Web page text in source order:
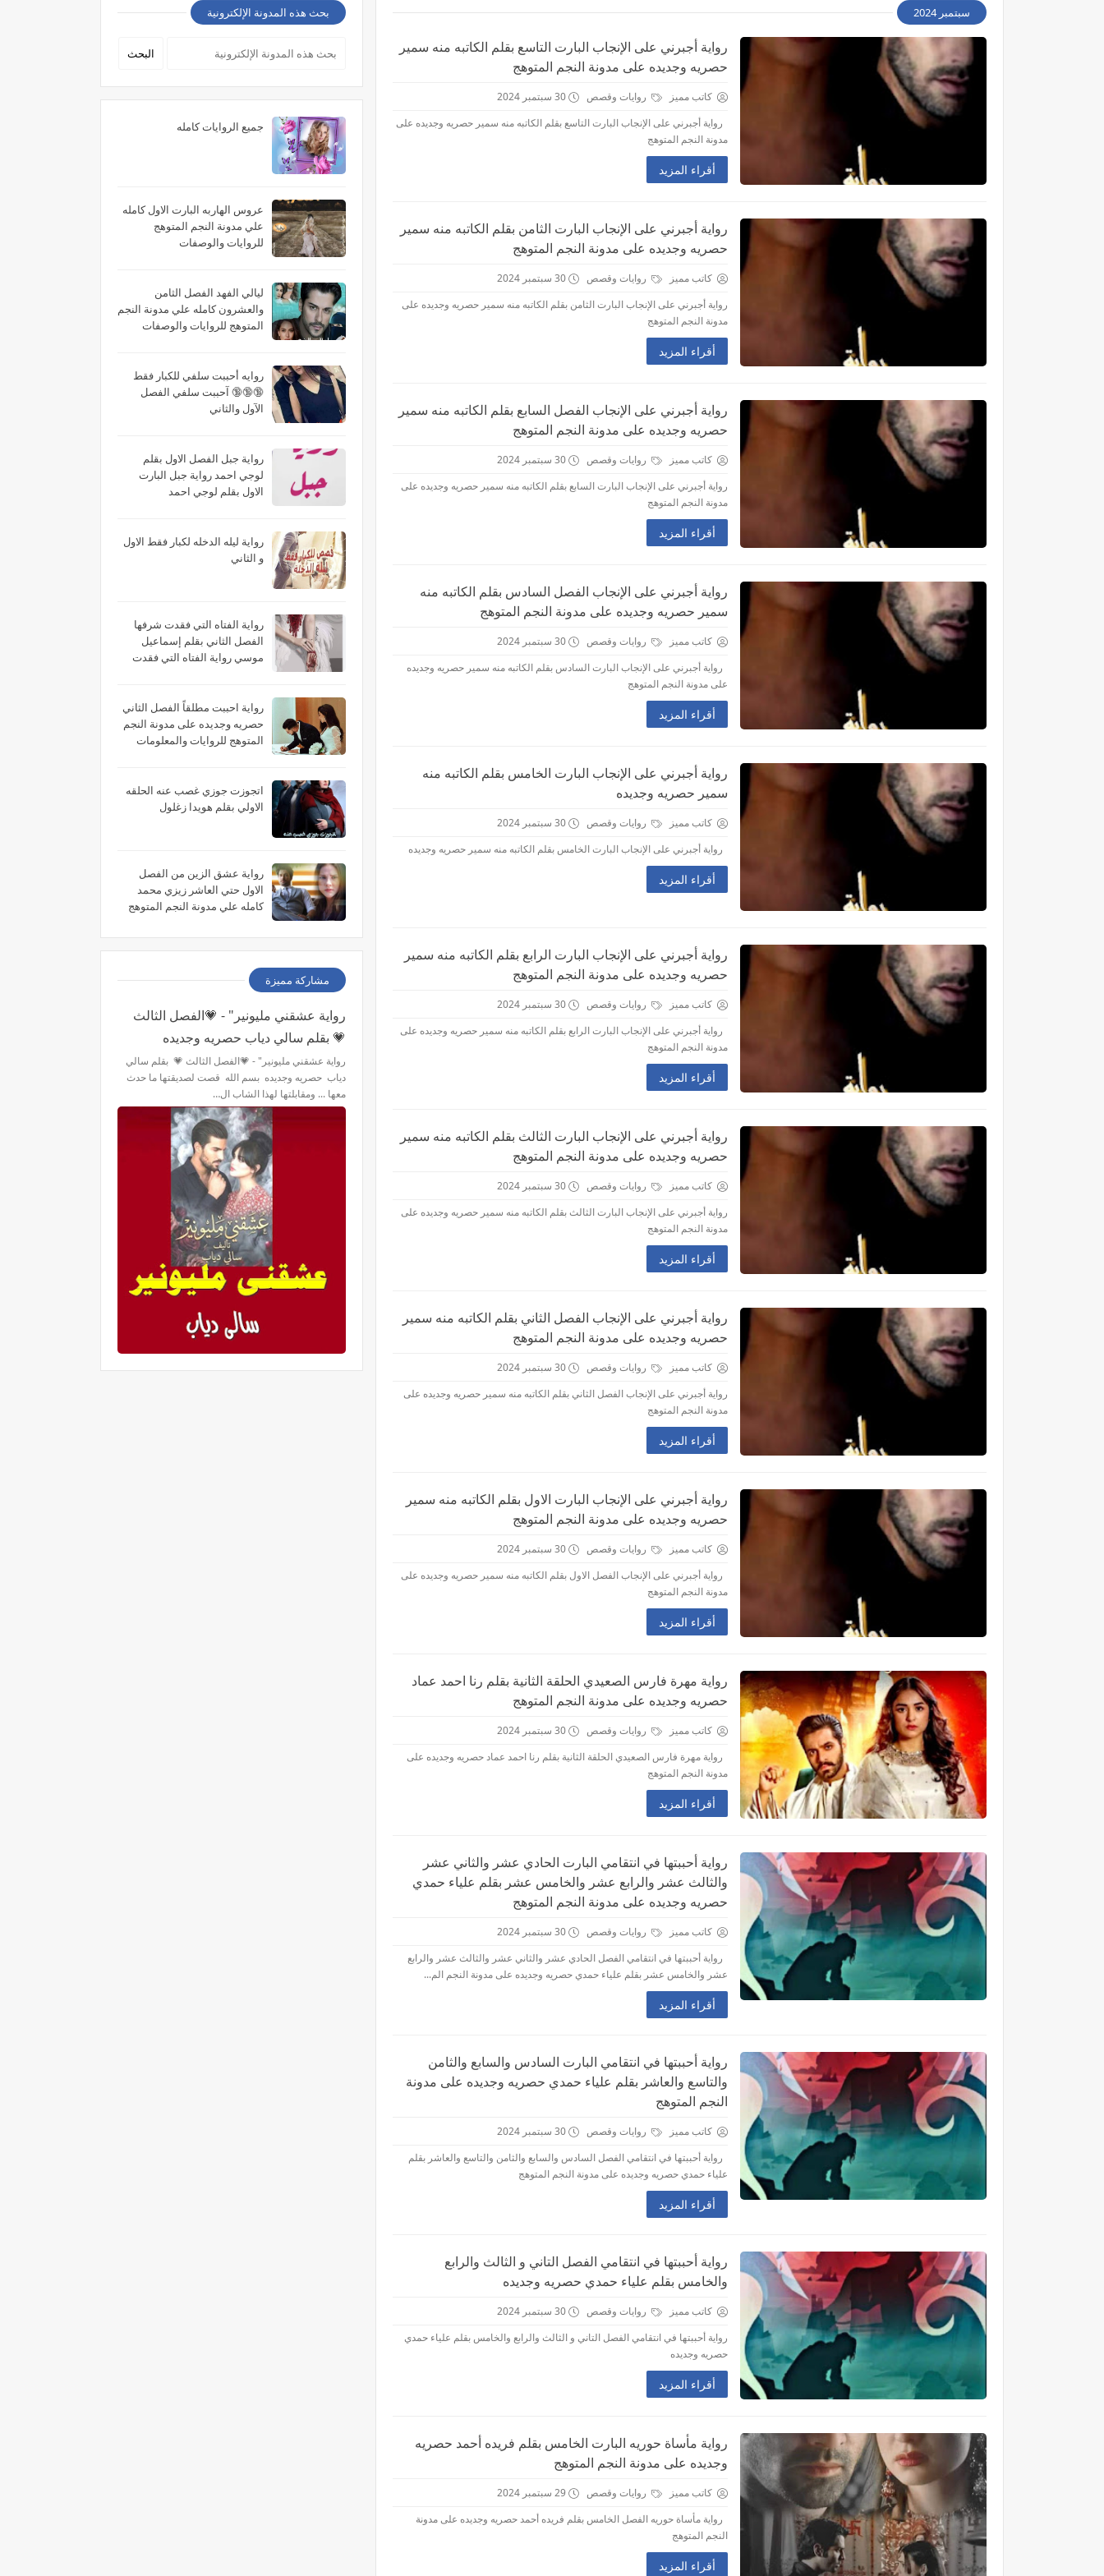
سبتمبر 2024
رواية أجبرني على الإنجاب البارت التاسع بقلم الكاتبه منه سمير
حصريه وجديده على مدونة النجم المتوهج
كاتب مميز روايات وقصص
30 سبتمبر 2024
رواية أجبرني على الإنجاب البارت التاسع بقلم الكاتبه منه سمير حصريه وجديده على
مدونة النجم المتوهج
أقراء المزيد
رواية أجبرني على الإنجاب البارت الثامن بقلم الكاتبه منه سمير
حصريه وجديده على مدونة النجم المتوهج
كاتب مميز روايات وقصص
30 سبتمبر 2024
رواية أجبرني على الإنجاب البارت الثامن بقلم الكاتبه منه سمير حصريه وجديده على
مدونة النجم المتوهج
أقراء المزيد
رواية أجبرني على الإنجاب الفصل السابع بقلم الكاتبه منه سمير
حصريه وجديده على مدونة النجم المتوهج
كاتب مميز روايات وقصص
30 سبتمبر 2024
رواية أجبرني على الإنجاب البارت السابع بقلم الكاتبه منه سمير حصريه وجديده على
مدونة النجم المتوهج
أقراء المزيد
رواية أجبرني على الإنجاب الفصل السادس بقلم الكاتبه منه
سمير حصريه وجديده على مدونة النجم المتوهج
كاتب مميز روايات وقصص
30 سبتمبر 2024
رواية أجبرني على الإنجاب البارت السادس بقلم الكاتبه منه سمير حصريه وجديده
على مدونة النجم المتوهج
أقراء المزيد
رواية أجبرني على الإنجاب البارت الخامس بقلم الكاتبه منه
سمير حصريه وجديده
كاتب مميز روايات وقصص
30 سبتمبر 2024
رواية أجبرني على الإنجاب البارت الخامس بقلم الكاتبه منه سمير حصريه وجديده
أقراء المزيد
رواية أجبرني على الإنجاب البارت الرابع بقلم الكاتبه منه سمير
حصريه وجديده على مدونة النجم المتوهج
كاتب مميز روايات وقصص
30 سبتمبر 2024
رواية أجبرني على الإنجاب البارت الرابع بقلم الكاتبه منه سمير حصريه وجديده على
مدونة النجم المتوهج
أقراء المزيد
رواية أجبرني على الإنجاب البارت الثالث بقلم الكاتبه منه سمير
حصريه وجديده على مدونة النجم المتوهج
كاتب مميز روايات وقصص
30 سبتمبر 2024
رواية أجبرني على الإنجاب البارت الثالث بقلم الكاتبه منه سمير حصريه وجديده على
مدونة النجم المتوهج
أقراء المزيد
رواية أجبرني على الإنجاب الفصل الثاني بقلم الكاتبه منه سمير
حصريه وجديده على مدونة النجم المتوهج
كاتب مميز روايات وقصص
30 سبتمبر 2024
رواية أجبرني على الإنجاب الفصل الثاني بقلم الكاتبه منه سمير حصريه وجديده على
مدونة النجم المتوهج
أقراء المزيد
رواية أجبرني على الإنجاب البارت الاول بقلم الكاتبه منه سمير
حصريه وجديده على مدونة النجم المتوهج
كاتب مميز روايات وقصص
30 سبتمبر 2024
رواية أجبرني على الإنجاب الفصل الاول بقلم الكاتبه منه سمير حصريه وجديده على
مدونة النجم المتوهج
أقراء المزيد
رواية مهرة فارس الصعيدي الحلقة الثانية بقلم رنا احمد عماد
حصريه وجديده على مدونة النجم المتوهج
كاتب مميز روايات وقصص
30 سبتمبر 2024
رواية مهرة فارس الصعيدي الحلقة الثانية بقلم رنا احمد عماد حصريه وجديده على
مدونة النجم المتوهج
أقراء المزيد
رواية أحببتها في انتقامي البارت الحادي عشر والثاني عشر
والثالث عشر والرابع عشر والخامس عشر بقلم علياء حمدي
حصريه وجديده على مدونة النجم المتوهج
كاتب مميز روايات وقصص
30 سبتمبر 2024
رواية أحببتها في انتقامي الفصل الحادي عشر والثاني عشر والثالث عشر والرابع
عشر والخامس عشر بقلم علياء حمدي حصريه وجديده على مدونة النجم الم...
أقراء المزيد
رواية أحببتها في انتقامي البارت السادس والسابع والثامن
والتاسع والعاشر بقلم علياء حمدي حصريه وجديده على مدونة
النجم المتوهج
كاتب مميز روايات وقصص
30 سبتمبر 2024
رواية أحببتها في انتقامي الفصل السادس والسابع والثامن والتاسع والعاشر بقلم
علياء حمدي حصريه وجديده على مدونة النجم المتوهج
أقراء المزيد
رواية أحببتها في انتقامي الفصل التاني و الثالث والرابع
والخامس بقلم علياء حمدي حصريه وجديده
كاتب مميز روايات وقصص
30 سبتمبر 2024
رواية أحببتها في انتقامي الفصل التاني و الثالث والرابع والخامس بقلم علياء حمدي
حصريه وجديده
أقراء المزيد
رواية مأساة حوريه البارت الخامس بقلم فريده أحمد حصريه
وجديده على مدونة النجم المتوهج
كاتب مميز روايات وقصص
29 سبتمبر 2024
رواية مأساة حوريه الفصل الخامس بقلم فريده أحمد حصريه وجديده على مدونة
النجم المتوهج
أقراء المزيد
بحث هذه المدونة الإلكترونية
جميع الروايات كامله
عروس الهاربه البارت الاول كامله
علي مدونة النجم المتوهج
للروايات والوصفات
ليالي الفهد الفصل الثامن
والعشرون كامله علي مدونة النجم
المتوهج للروايات والوصفات
روايه أحببت سلفي للكبار فقط
🔞🔞🔞 آحببت سلفي الفصل
الآول والثاني
رواية جبل الفصل الاول بقلم
لوجي احمد رواية جبل البارت
الاول بقلم لوجي احمد
رواية ليله الدخله لكبار فقط الاول
و الثاني
رواية الفتاه التي فقدت شرفها
الفصل الثاني بقلم إسماعيل
موسي رواية الفتاه التي فقدت
فقدت شرفها الجزء الثاني بقلم
إسماعيل موسي
رواية احببت مطلقاً الفصل الثاني
حصريه وجديده على مدونة النجم
المتوهج للروايات والمعلومات
اتجوزت جوزي غصب عنه الحلقه
الاولي بقلم هويدا زغلول
رواية عشق الزين من الفصل
الاول حتي العاشر زيزي محمد
كامله علي مدونة النجم المتوهج
مشاركة مميزة
رواية عشقني مليونير" - 💗الفصل الثالث
💗 بقلم سالي دياب حصريه وجديده
رواية عشقني مليونير" - 💗الفصل الثالث 💗 بقلم سالي
دياب حصريه وجديده بسم الله قصت لصديقتها ما حدث
معها ... ومقابلتها لهذا الشاب ال…